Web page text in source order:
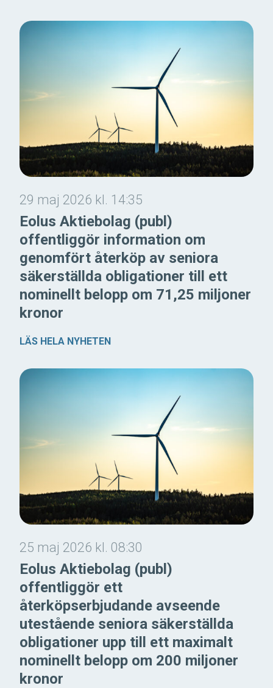
29 maj 2026 kl. 14:35
Eolus Aktiebolag (publ)
offentliggör information om
genomfört återköp av seniora
säkerställda obligationer till ett
nominellt belopp om 71,25 miljoner
kronor
LÄS HELA NYHETEN
25 maj 2026 kl. 08:30
Eolus Aktiebolag (publ)
offentliggör ett
återköpserbjudande avseende
utestående seniora säkerställda
obligationer upp till ett maximalt
nominellt belopp om 200 miljoner
kronor